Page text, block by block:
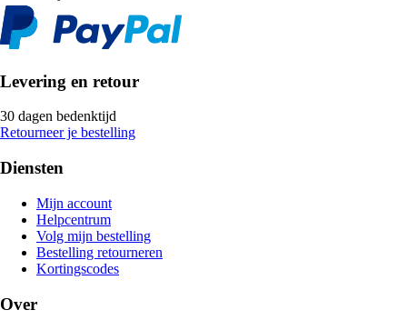
Levering en retour
30 dagen bedenktijd
Retourneer je bestelling
Diensten
Mijn account
Helpcentrum
Volg mijn bestelling
Bestelling retourneren
Kortingscodes
Over